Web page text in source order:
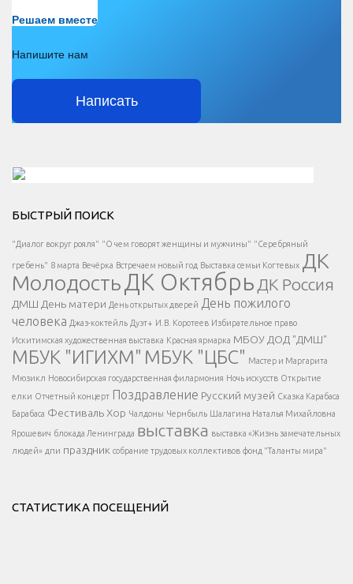
Решаем вместе
Напишите нам
Написать
Есть вопрос?
Напишите нам
</span >
Написать
</button >
</div >
</div > </div >
БЫСТРЫЙ ПОИСК
"Диалог вокруг рояля" "О чем говорят женщины и мужчины" "Серебряный
гребень" 8 марта Вечёрка Встречаем новый год Выставка семьи Когтевых ДК
МолодостьДК Октябрь ДК Россия
ДМШ День матери День открытых дверей День пожилого
человека Джаз-коктейль Дуэт+ И.В. Коротеев Избирательное право
Искитимская художественная выставка Красная ярмарка МБОУ ДОД "ДМШ"
МБУК "ИГИХМ" МБУК "ЦБС" Мастер и Маргарита
Мюзикл Новосибирская государственная филармония Ночь искусств Открытие
елки Отчетный концерт Поздравление Русский музей Сказка Карабаса
Барабаса Фестиваль Хор Чалдоны Чернбыль Шалагина Наталья Михайловна
Ярошевич блокада Ленинграда выставка выставка «Жизнь замечательных
людей» дпи праздник собрание трудовых коллективов фонд "Таланты мира"
СТАТИСТИКА ПОСЕЩЕНИЙ